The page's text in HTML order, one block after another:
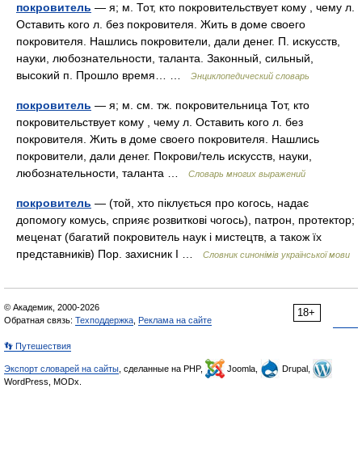
покровитель — я; м. Тот, кто покровительствует кому , чему л.
Оставить кого л. без покровителя. Жить в доме своего
покровителя. Нашлись покровители, дали денег. П. искусств,
науки, любознательности, таланта. Законный, сильный,
высокий п. Прошло время… …
Энциклопедический словарь
покровитель — я; м. см. тж. покровительница Тот, кто
покровительствует кому , чему л. Оставить кого л. без
покровителя. Жить в доме своего покровителя. Нашлись
покровители, дали денег. Покрови/тель искусств, науки,
любознательности, таланта …
Словарь многих выражений
покровитель — (той, хто піклується про когось, надає
допомогу комусь, сприяє розвиткові чогось), патрон, протектор;
меценат (багатий покровитель наук і мистецтв, а також їх
представників) Пор. захисник I …
Словник синонімів української мови
18+
© Академик, 2000-2026
Обратная связь: Техподдержка Реклама на сайте
👣 Путешествия
Экспорт словарей на сайты , сделанные на PHP, Joomla,
Drupal,
WordPress, MODx.